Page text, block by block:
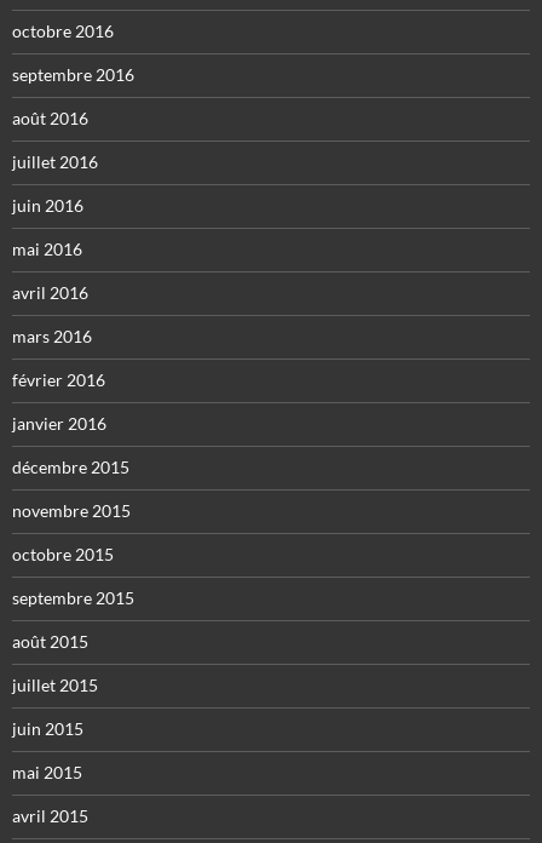
octobre 2016
septembre 2016
août 2016
juillet 2016
juin 2016
mai 2016
avril 2016
mars 2016
février 2016
janvier 2016
décembre 2015
novembre 2015
octobre 2015
septembre 2015
août 2015
juillet 2015
juin 2015
mai 2015
avril 2015